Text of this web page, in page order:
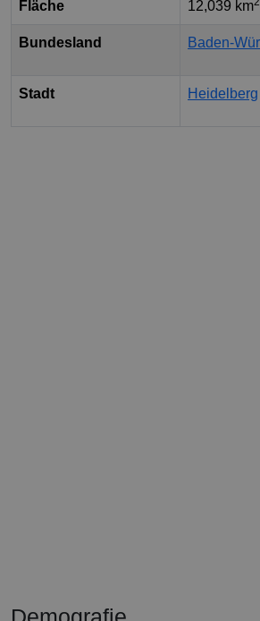
Fläche 12,039 km
Bundesland Baden-
Stadt Heidelberg